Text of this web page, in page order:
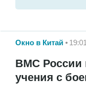
Окно в Китай
ВМС России
учения с